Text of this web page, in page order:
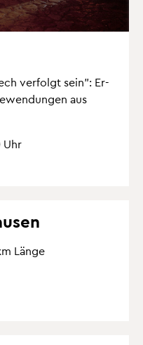
ver­folgt sein": Er­
aus
Uhr
Länge